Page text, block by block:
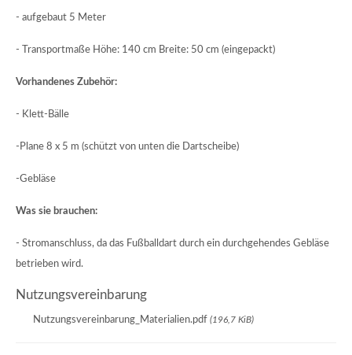
- aufgebaut 5 Meter
- Transportmaße Höhe: 140 cm Breite: 50 cm (eingepackt)
Vorhandenes Zubehör:
- Klett-Bälle
-Plane 8 x 5 m (schützt von unten die Dartscheibe)
-Gebläse
Was sie brauchen:
- Stromanschluss, da das Fußballdart durch ein durchgehendes Gebläse
betrieben wird.
Nutzungsvereinbarung
Nutzungsvereinbarung_Materialien.pdf (196,7 KiB)